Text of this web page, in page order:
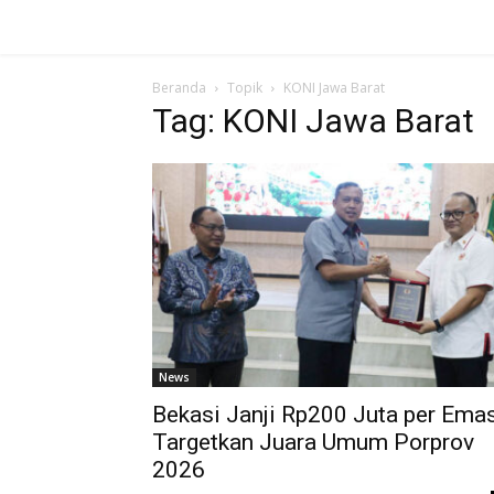
Beranda Topik KONI Jawa Barat
Tag: KONI Jawa Barat
News
Bekasi Janji Rp200 Juta per
Targetkan Juara Umum Porprov
2026